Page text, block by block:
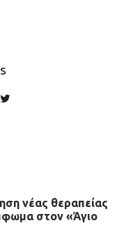
νέας θεραπείας
στον «Άγιο